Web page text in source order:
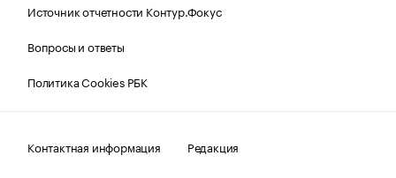
Источник отчетности Контур.Фокус
Вопросы и ответы
Политика Cookies РБК
Контактная информация
Редакция